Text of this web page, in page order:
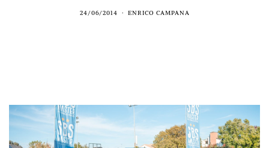
24/06/2014 ENRICO CAMPANA